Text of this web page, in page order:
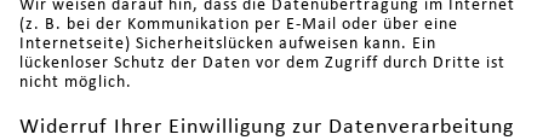
Wir weisen darauf hin, dass die Datenübertragung im Internet
(z. B. bei der Kommunikation per E-Mail oder über eine
Internetseite) Sicherheitslücken aufweisen kann. Ein
lückenloser Schutz der Daten vor dem Zugriff durch Dritte ist
nicht möglich.
Widerruf Ihrer Einwilligung zur Datenverarbeitung